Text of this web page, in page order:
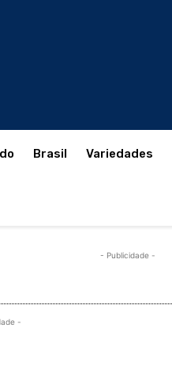
Brasil Variedades
- Publicidade -
-